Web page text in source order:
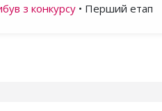
з конкурсу• Перший етап